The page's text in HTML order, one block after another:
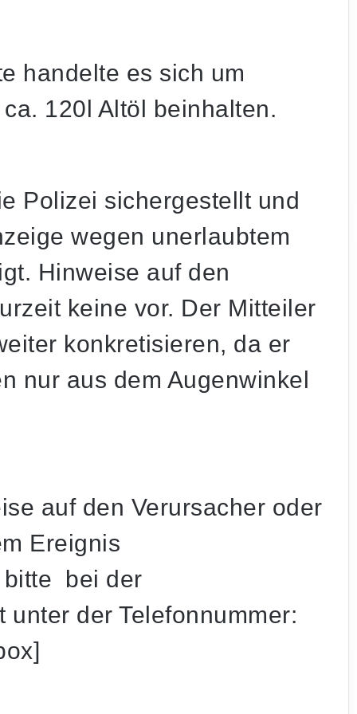
handelte es sich um
120l Altöl beinhalten.
Polizei sichergestellt und
wegen unerlaubtem
Hinweise auf den
keine vor. Der Mitteiler
konkretisieren, da er
nur aus dem Augenwinkel
auf den Verursacher oder
Ereignis
bitte bei der
der Telefonnummer:
Drittliga-Umfrage: Konkurrenz traut dem
Polizei bereitet Großeinsatz zum FCS-